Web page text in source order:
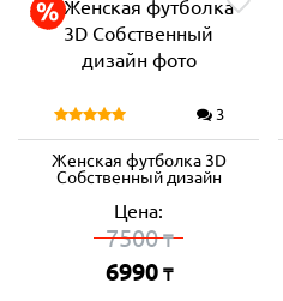
3
Женская футболка 3D
Собственный дизайн
Цена:
7500₸
6990 ₸